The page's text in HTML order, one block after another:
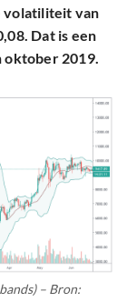
volatiliteit van
Dat is een
oktober 2019.
– Bron: